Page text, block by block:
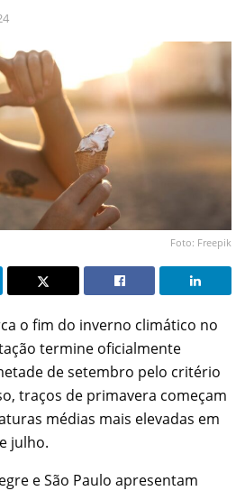
Foto: Freepik
o fim do inverno climático no
termine oficialmente
de setembro pelo critério
traços de primavera começam
médias mais elevadas em
julho.
e São Paulo apresentam